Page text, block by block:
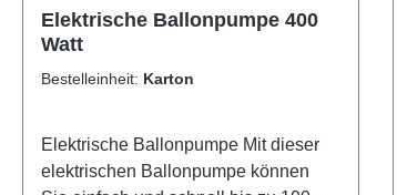
Elektrische Ballonpumpe 400
Watt
Bestelleinheit: Karton
Elektrische Ballonpumpe Mit dieser
elektrischen Ballonpumpe können